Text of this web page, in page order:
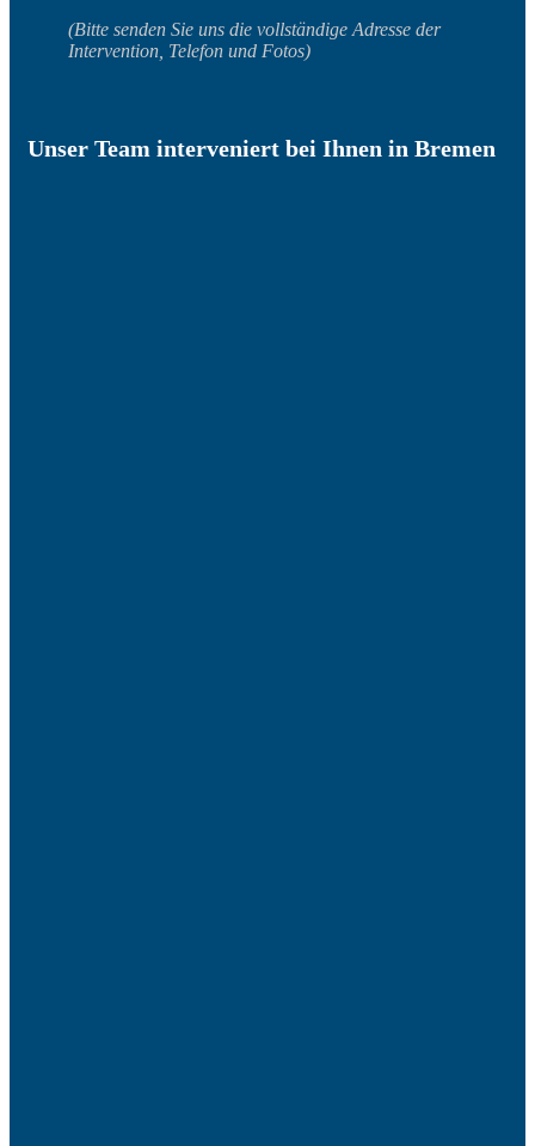
(Bitte senden Sie uns die vollständige Adresse der
Intervention, Telefon und Fotos)
Unser Team interveniert bei Ihnen in Bremen